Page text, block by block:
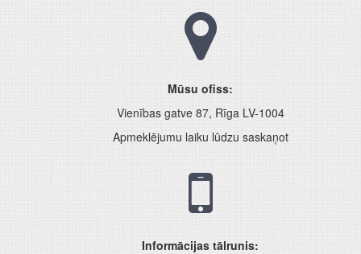
Mūsu ofiss:
Vienības gatve 87, Rīga LV-1004
Apmeklējumu laiku lūdzu saskaņot
Informācijas tālrunis: